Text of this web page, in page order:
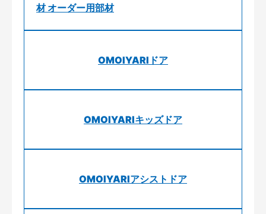
材 オーダー用部材
OMOIYARIドア
OMOIYARIキッズドア
OMOIYARIアシストドア